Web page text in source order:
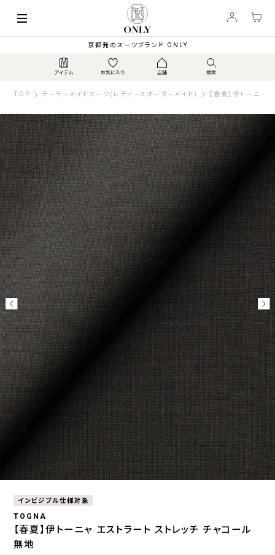
京都発のスーツブランド ONLY
TOP テーラーメイドスーツ(レディースオーダーメイド) 【春夏】伊トーニャ
インビジブル仕様対象
TOGNA
【春夏】伊トーニャ エストラート ストレッチ チャコール
無地